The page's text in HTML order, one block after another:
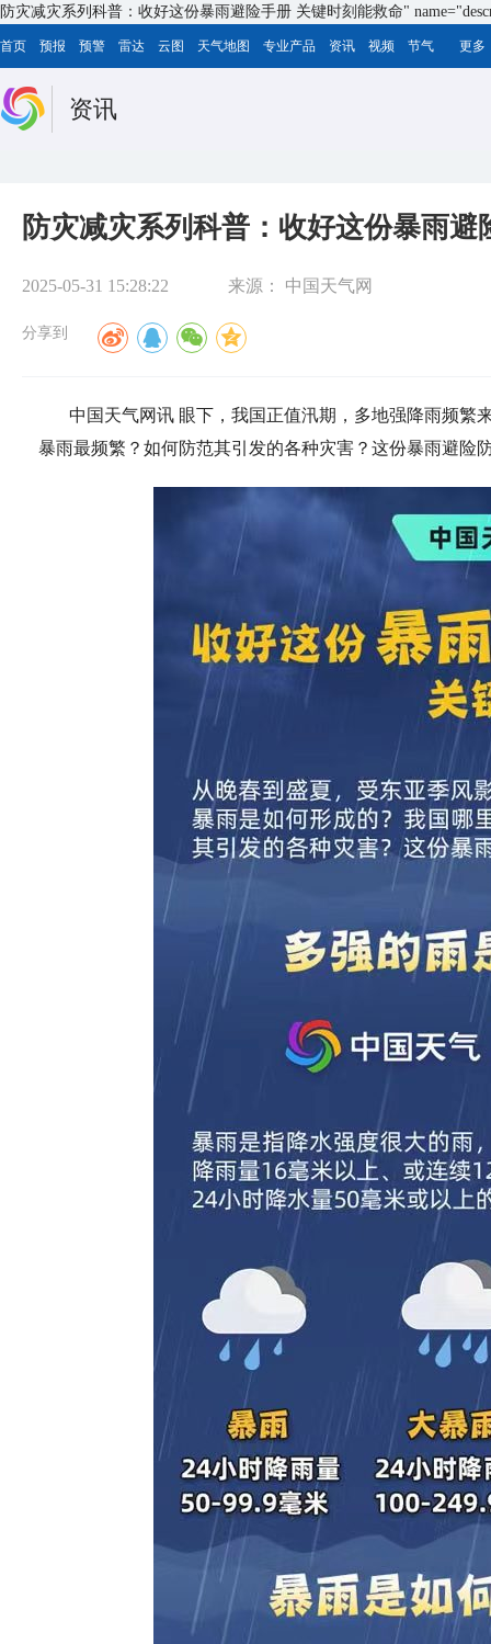
防灾减灾系列科普：收好这份暴雨避险手册 关键时刻能救命"
首页 预报 预警 雷达 云图 天气地图 专业产品 资讯 视频 节气 更多
资讯
防灾减灾系列科普：收好这份暴雨
2025-05-31 15:28:22 来源： 中国天气网
分享到
中国天气网讯 眼下，我国正值汛期，多地强降雨频繁
暴雨最频繁？如何防范其引发的各种灾害？这份暴雨避险